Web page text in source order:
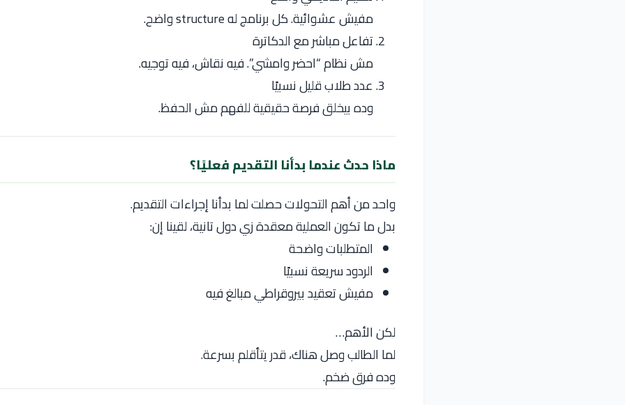
مفيش عشوائية. كل برنامج له structure واضح.
تفاعل مباشر مع الدكاترة
مش نظام “احضر وامشي”. فيه نقاش، فيه توجيه.
عدد طلاب قليل نسبيًا
وده بيخلق فرصة حقيقية للفهم مش الحفظ.
ماذا حدث عندما بدأنا التقديم فعليًا؟
واحد من أهم التحولات حصلت لما بدأنا إجراءات التقديم.
بدل ما تكون العملية معقدة زي دول تانية، لقينا إن:
المتطلبات واضحة
الردود سريعة نسبيًا
مفيش تعقيد بيروقراطي مبالغ فيه
لكن الأهم…
لما الطالب وصل هناك، قدر يتأقلم بسرعة.
وده فرق ضخم.